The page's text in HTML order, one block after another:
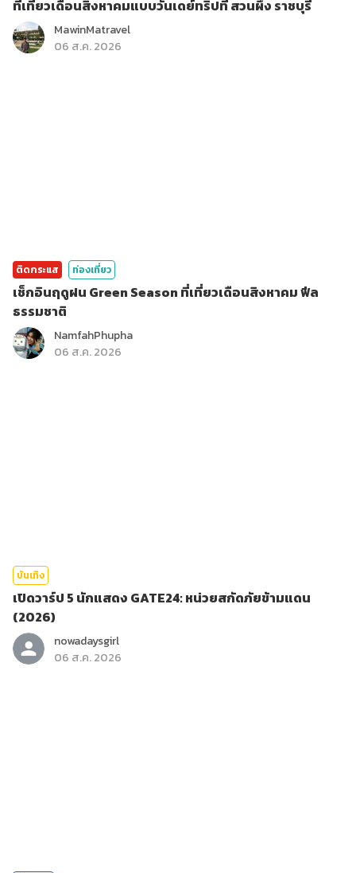
ที่เที่ยวเดือนสิงหาคมแบบวันเดย์ทริปที่ สวนผึ้ง ราชบุรี
MawinMatravel
06 ส.ค. 2026
ติดกระแส ท่องเที่ยว
เช็กอินฤดูฝน Green Season ที่เที่ยวเดือนสิงหาคม ฟีล
ธรรมชาติ
NamfahPhupha
06 ส.ค. 2026
บันเทิง
เปิดวาร์ป 5 นักแสดง GATE24: หน่วยสกัดภัยข้ามแดน
(2026)
nowadaysgirl
06 ส.ค. 2026